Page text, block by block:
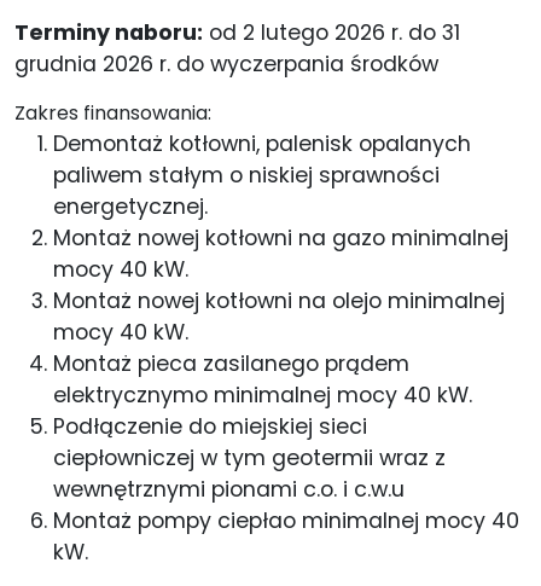
Terminy naboru: od 2 lutego 2026 r. do 31
grudnia 2026 r. do wyczerpania środków
Zakres finansowania:
Demontaż kotłowni, palenisk opalanych
paliwem stałym o niskiej sprawności
energetycznej.
Montaż nowej kotłowni na gazo minimalnej
mocy 40 kW.
Montaż nowej kotłowni na olejo minimalnej
mocy 40 kW.
Montaż pieca zasilanego prądem
elektrycznymo minimalnej mocy 40 kW.
Podłączenie do miejskiej sieci
ciepłowniczej w tym geotermii wraz z
wewnętrznymi pionami c.o. i c.w.u
Montaż pompy ciepłao minimalnej mocy 40
kW.